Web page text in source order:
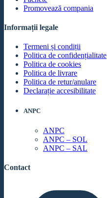
Promovează compania
Informații legale
Termeni și condiții
Politica de confidențialitate
Politica de cookies
Politica de livrare
Politica de retur/anulare
Declarație accesibilitate
ANPC
ANPC
ANPC – SOL
ANPC – SAL
Contact